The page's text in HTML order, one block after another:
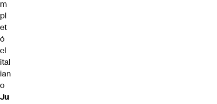
m
pl
et
ó
el
ital
ian
o
Ju